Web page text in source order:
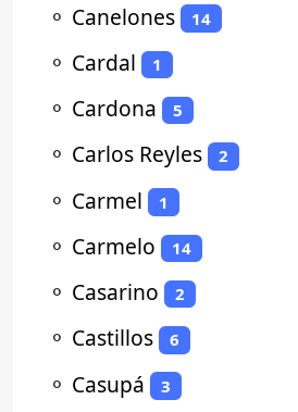
⚬ Canelones 14
⚬ Cardal 1
⚬ Cardona 5
⚬ Carlos Reyles 2
⚬ Carmel 1
⚬ Carmelo 14
⚬ Casarino 2
⚬ Castillos 6
⚬ Casupá 3